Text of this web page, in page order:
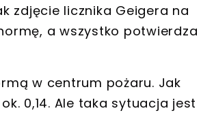
zdjęcie licznika Geigera na
a wszystko potwierdza
w centrum pożaru. Jak
0,14. Ale taka sytuacja jest